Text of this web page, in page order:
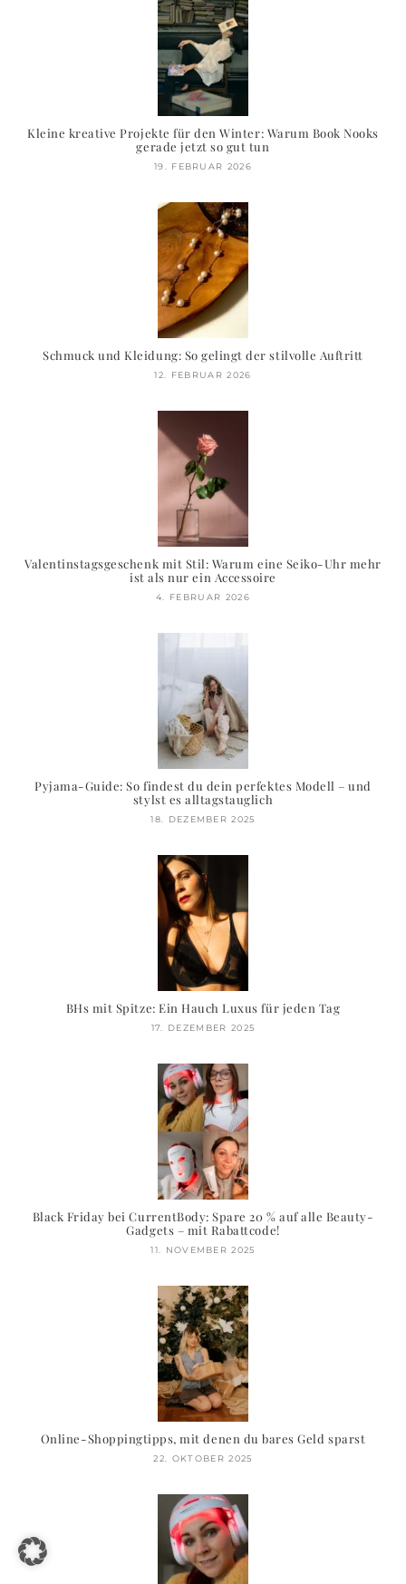
Kleine kreative Projekte für den Winter: Warum Book Nooks
gerade jetzt so gut tun
19. FEBRUAR 2026
Schmuck und Kleidung: So gelingt der stilvolle Auftritt
12. FEBRUAR 2026
Valentinstagsgeschenk mit Stil: Warum eine Seiko-Uhr mehr
ist als nur ein Accessoire
4. FEBRUAR 2026
Pyjama-Guide: So findest du dein perfektes Modell – und
stylst es alltagstauglich
18. DEZEMBER 2025
BHs mit Spitze: Ein Hauch Luxus für jeden Tag
17. DEZEMBER 2025
Black Friday bei CurrentBody: Spare 20 % auf alle Beauty-
Gadgets – mit Rabattcode!
11. NOVEMBER 2025
Online-Shoppingtipps, mit denen du bares Geld sparst
22. OKTOBER 2025